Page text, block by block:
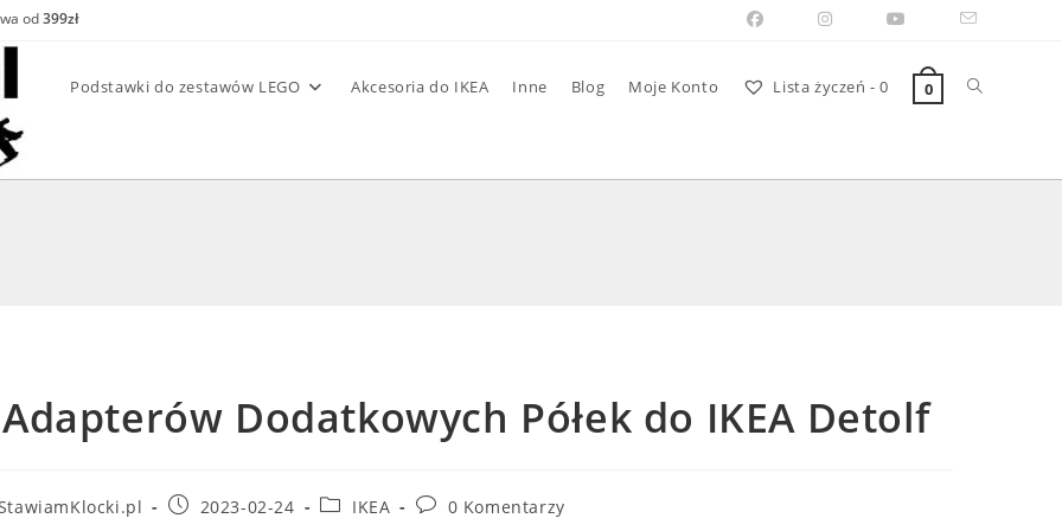
od399zł
Podstawki do zestawów LEGO Akcesoria do IKEA Inne Blog Moje Konto Lista życzeń - 0 0 Toggle
website
Dodatkowych Półek do IKEA Detolf
Post2023-02-24
PostIKEA
Post0 Komentarzy